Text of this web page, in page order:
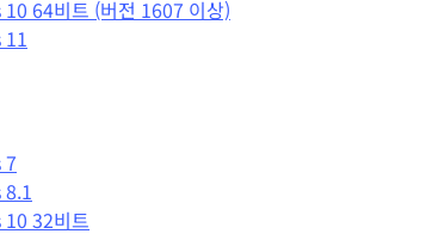
64비트 (버전 1607 이상)
32비트